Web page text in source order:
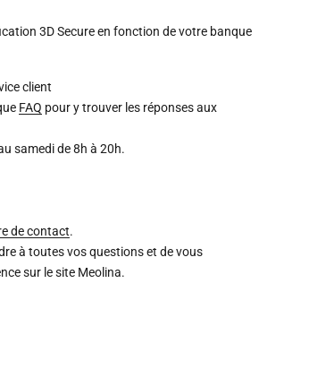
3D Secure en fonction de votre banque
client
FAQ pour y trouver les réponses aux
samedi de 8h à 20h.
de contact.
à toutes vos questions et de vous
sur le site Meolina.